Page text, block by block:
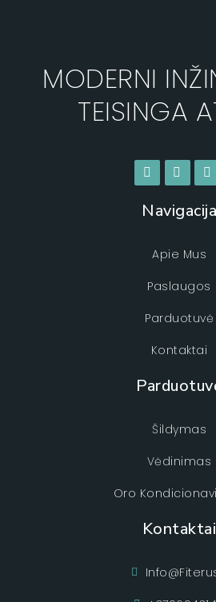
MODERNI
TEISINGA
Navigacija
Apie Mus
Paslaugos
Parduotuvė
Kontaktai
Šildymas
Vėdinimas
Oro
Kontaktai